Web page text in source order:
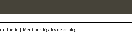
illicite | Mentions légales de ce blog